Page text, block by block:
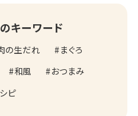
キーワード
の生だれ
まぐろ
和風
おつまみ
ピ